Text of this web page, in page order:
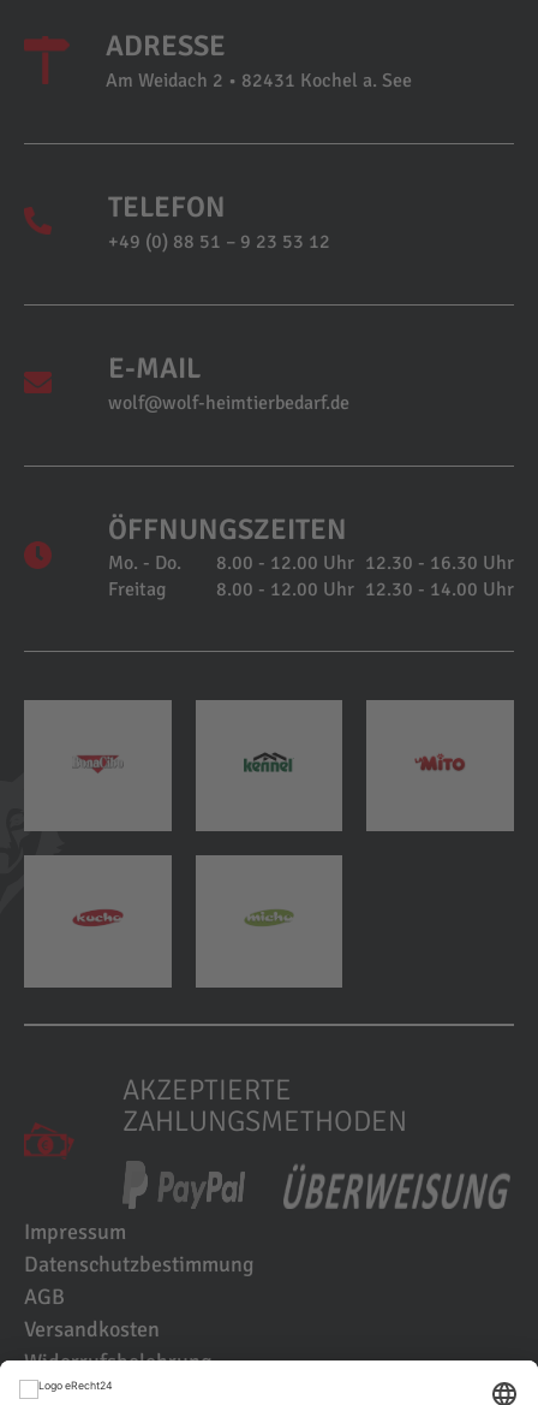
ADRESSE
Am Weidach 2 • 82431 Kochel a. See
TELEFON
+49 (0) 88 51 – 9 23 53 12
E-MAIL
wolf@wolf-heimtierbedarf.de
ÖFFNUNGSZEITEN
Mo. - Do. 8.00 - 12.00 Uhr 12.30 - 16.30 Uhr
Freitag
8.00 - 12.00 Uhr 12.30 - 14.00 Uhr
AKZEPTIERTE
ZAHLUNGSMETHODEN
Impressum
Datenschutzbestimmung
AGB
Versandkosten
Widerrufsbelehrung
Kundenbewertungen